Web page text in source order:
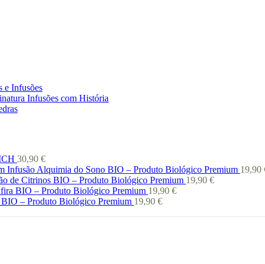
e Infusões
Infusões com História
30,90 €
Infusão Alquimia do Sono BIO – Produto Biológico Premium 19,90
de Citrinos BIO – Produto Biológico Premium 19,90 €
BIO – Produto Biológico Premium 19,90 €
– Produto Biológico Premium 19,90 €